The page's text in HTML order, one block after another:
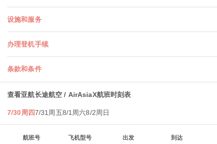
设施和服务
办理登机手续
条款和条件
查看亚航长途航空 / AirAsiaX航班时刻表
7/30周四7/31周五8/1周六8/2周日
航班号 飞机型号 出发 到达